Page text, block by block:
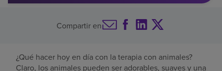
Compartir en
¿Qué hacer hoy en día con la terapia con animales?
Claro, los animales pueden ser adorables, suaves y una